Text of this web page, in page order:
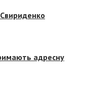
Свириденко
адресну